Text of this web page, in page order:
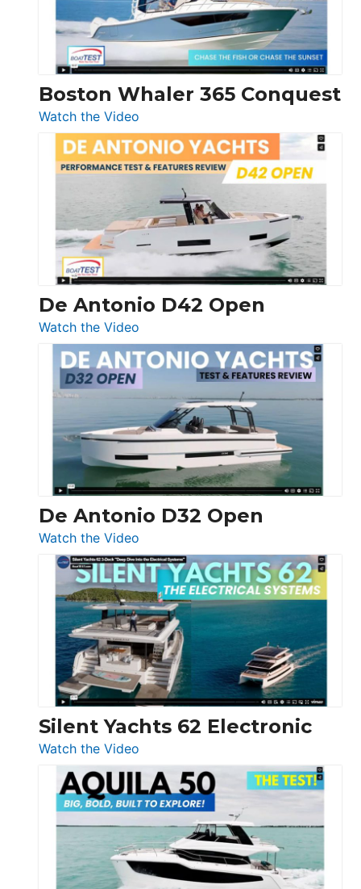
Boston Whaler 365 Conquest
Watch the Video
Boston
Whaler
365
Conquest
De Antonio D42 Open
Watch the Video
De
Antonio
D42
Open
De Antonio D32 Open
Watch the Video
De
Antonio
D32
Open
Silent Yachts 62 Electronic
Watch the Video
Silent
Yachts
62
Electronic